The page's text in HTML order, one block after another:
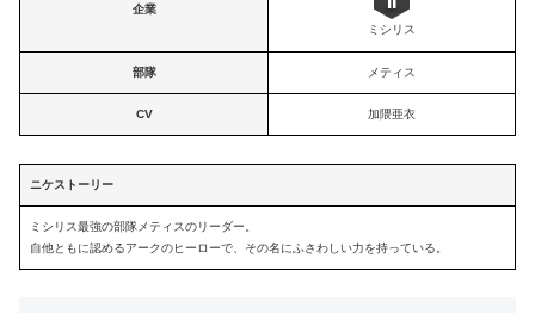
企業
ミシリス
部隊 メティス
CV 加隈亜衣
ニケストーリー
ミシリス最強の部隊メティスのリーダー。
自他ともに認めるアークのヒーローで、その名にふさわしい力を持っている。